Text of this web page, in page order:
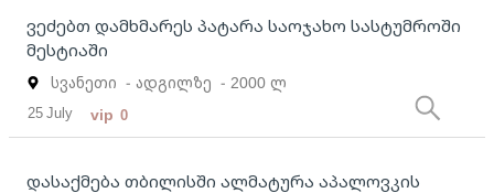
ვეძებთ დამხმარეს პატარა საოჯახო სასტუმროში
მესტიაში
სვანეთი - ადგილზე - 2000 ლ
25 July vip 0
დასაქმება თბილისში ალმატურა აპალოვკის